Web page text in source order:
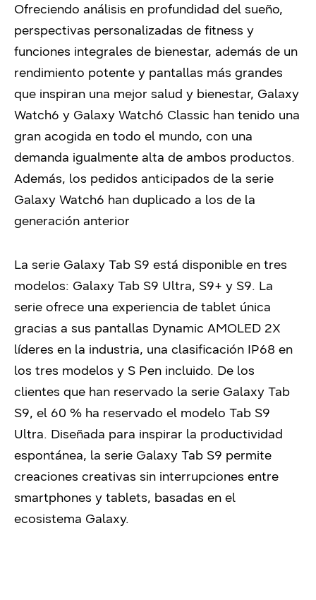
Ofreciendo análisis en profundidad del sueño,
perspectivas personalizadas de fitness y
funciones integrales de bienestar, además de un
rendimiento potente y pantallas más grandes
que inspiran una mejor salud y bienestar, Galaxy
Watch6 y Galaxy Watch6 Classic han tenido una
gran acogida en todo el mundo, con una
demanda igualmente alta de ambos productos.
Además, los pedidos anticipados de la serie
Galaxy Watch6 han duplicado a los de la
generación anterior
La serie Galaxy Tab S9 está disponible en tres
modelos: Galaxy Tab S9 Ultra, S9+ y S9. La
serie ofrece una experiencia de tablet única
gracias a sus pantallas Dynamic AMOLED 2X
líderes en la industria, una clasificación IP68 en
los tres modelos y S Pen incluido. De los
clientes que han reservado la serie Galaxy Tab
S9, el 60 % ha reservado el modelo Tab S9
Ultra. Diseñada para inspirar la productividad
espontánea, la serie Galaxy Tab S9 permite
creaciones creativas sin interrupciones entre
smartphones y tablets, basadas en el
ecosistema Galaxy.